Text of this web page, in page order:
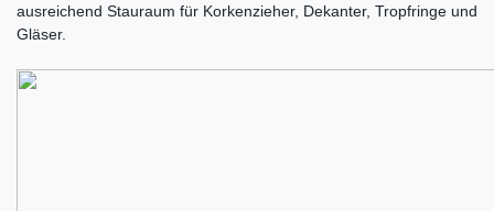
ausreichend Stauraum für Korkenzieher, Dekanter, Tropfringe und
Gläser.